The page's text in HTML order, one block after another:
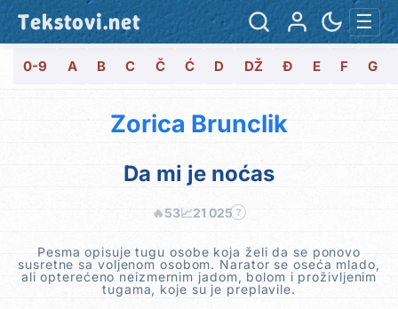
Tekstovi.net ☰
0-9 A B C Č Ć D DŽ Đ E F G
Zorica Brunclik
Da mi je noćas
🔥53📈21 025 ?
Pesma opisuje tugu osobe koja želi da se ponovo
susretne sa voljenom osobom. Narator se oseća mlado,
ali opterećeno neizmernim jadom, bolom i proživljenim
tugama, koje su je preplavile.